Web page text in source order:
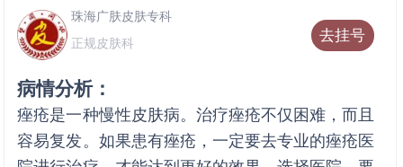
去挂号
珠海广肤皮肤专科
正规皮肤科
病情分析：
痤疮是一种慢性皮肤病。治疗痤疮不仅困难，而且
容易复发。如果患有痤疮，一定要去专业的痤疮医